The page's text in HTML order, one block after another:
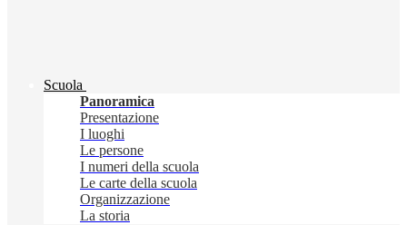
Scuola
Panoramica
Presentazione
I luoghi
Le persone
I numeri della scuola
Le carte della scuola
Organizzazione
La storia